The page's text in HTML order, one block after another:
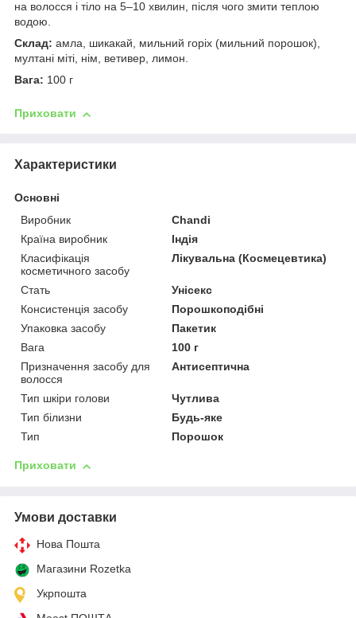
на волосся і тіло на 5–10 хвилин, після чого змити теплою
водою.
Склад: амла, шикакай, мильний горіх (мильний порошок),
мултані міті, нім, ветивер, лимон.
Вага: 100 г
Приховати
Характеристики
Основні
Виробник
Chandi
Країна виробник
Індія
Класифікація
косметичного засобу
Лікувальна (Космецевтика)
Стать
Унісекс
Консистенція засобу
Порошкоподібні
Упаковка засобу
Пакетик
Вага
100 г
Призначення засобу для
волосся
Антисептична
Тип шкіри голови
Чутлива
Тип білизни
Будь-яке
Тип
Порошок
Приховати
Умови доставки
Нова Пошта
Магазини Rozetka
Укрпошта